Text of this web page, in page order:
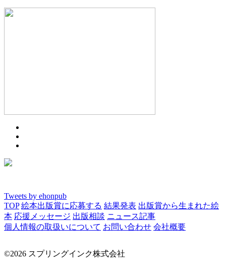
Tweets by ehonpub
TOP 絵本出版賞に応募する 結果発表 出版賞から生まれた絵
本 応援メッセージ 出版相談 ニュース記事
個人情報の取扱いについて お問い合わせ 会社概要
©2026 スプリングインク株式会社